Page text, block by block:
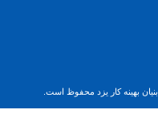
بهینه کار یزد محفوظ است.